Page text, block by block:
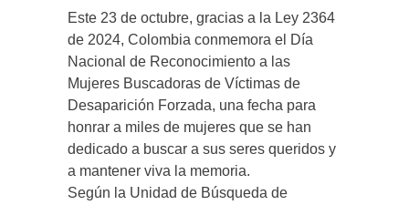
Este 23 de octubre, gracias a la Ley 2364
de 2024, Colombia conmemora el Día
Nacional de Reconocimiento a las
Mujeres Buscadoras de Víctimas de
Desaparición Forzada, una fecha para
honrar a miles de mujeres que se han
dedicado a buscar a sus seres queridos y
a mantener viva la memoria.
Según la Unidad de Búsqueda de